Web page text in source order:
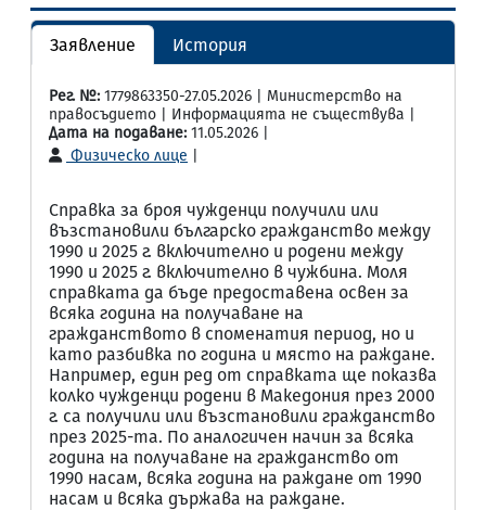
Заявление История
Рег. №: 1779863350-27.05.2026 | Министерство на
правосъдието | Информацията не съществува |
Дата на подаване: 11.05.2026 |
Физическо лице
Справка за броя чужденци получили или
възстановили българско гражданство между
1990 и 2025 г. включително и родени между
1990 и 2025 г. включително в чужбина. Моля
справката да бъде предоставена освен за
всяка година на получаване на
гражданството в споменатия период, но и
като разбивка по година и място на раждане.
Например, един ред от справката ще показва
колко чужденци родени в Македония през 2000
г. са получили или възстановили гражданство
през 2025-та. По аналогичен начин за всяка
година на получаване на гражданство от
1990 насам, всяка година на раждане от 1990
насам и всяка държава на раждане.